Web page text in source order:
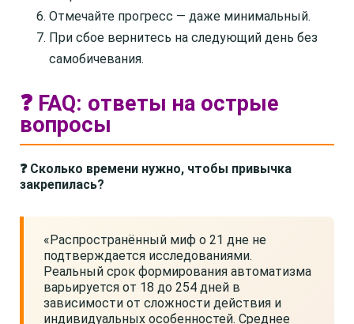
Отмечайте прогресс — даже минимальный.
При сбое вернитесь на следующий день без
самобичевания.
❓ FAQ: ответы на острые
вопросы
❓ Сколько времени нужно, чтобы привычка
закрепилась?
«Распространённый миф о 21 дне не
подтверждается исследованиями.
Реальный срок формирования автоматизма
варьируется от 18 до 254 дней в
зависимости от сложности действия и
индивидуальных особенностей. Среднее